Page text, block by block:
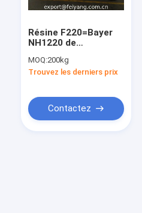
Résine F220=Bayer
NH1220 de
Polyaspartic
Polyurea
MOQ:200kg
Trouvez les derniers prix
Contactez